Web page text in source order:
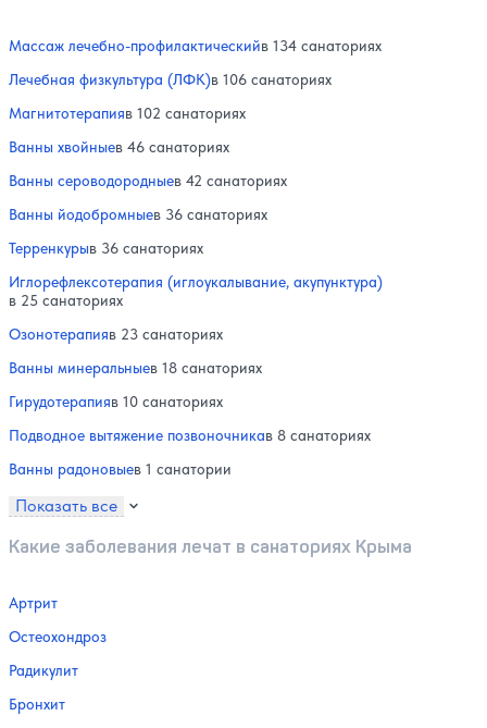
Массаж лечебно-профилактическийв 134 санаториях
Лечебная физкультура (ЛФК)в 106 санаториях
Магнитотерапияв 102 санаториях
Ванны хвойныев 46 санаториях
Ванны сероводородныев 42 санаториях
Ванны йодобромныев 36 санаториях
Терренкурыв 36 санаториях
Иглорефлексотерапия (иглоукалывание, акупунктура)
в 25 санаториях
Озонотерапияв 23 санаториях
Ванны минеральныев 18 санаториях
Гирудотерапияв 10 санаториях
Подводное вытяжение позвоночникав 8 санаториях
Ванны радоновыев 1 санатории
Показать все
Какие заболевания лечат в санаториях Крыма
Артрит
Остеохондроз
Радикулит
Бронхит